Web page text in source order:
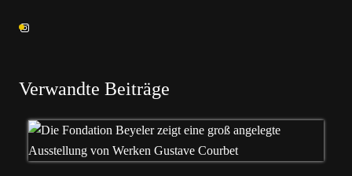
Verwandte Beiträge